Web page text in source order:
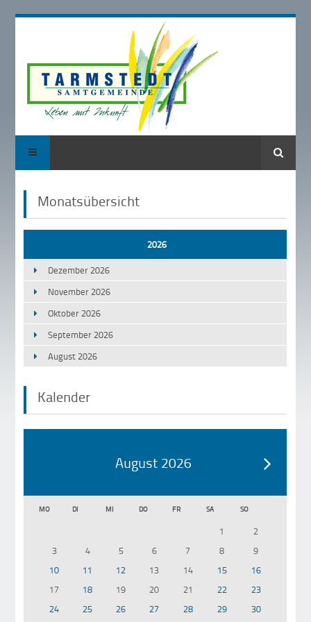
Suche
Monatsübersicht
2026
Dezember 2026
November 2026
Oktober 2026
September 2026
August 2026
Kalender
August 2026
MO DI MI DO FR SA SO
1
2
3
4 5 6 7 8
9
10
11 12 13 14 15
16
17
18 19 20 21 22
23
24
25 26 27 28 29 30